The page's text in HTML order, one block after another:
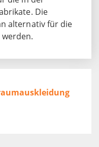
Die
alternativ für die